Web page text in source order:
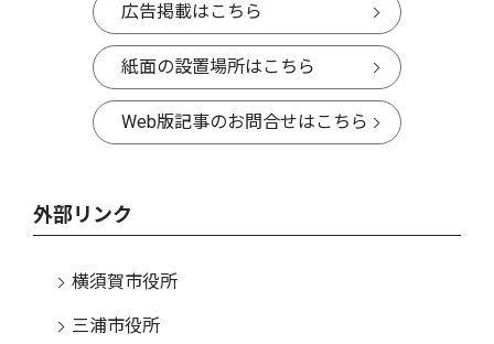
広告掲載はこちら
紙面の設置場所はこちら
Web版記事のお問合せはこちら
外部リンク
横須賀市役所
三浦市役所